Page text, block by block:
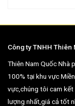
Công ty TNHH Thiên
Thiên Nam Quốc Nhà
100% tại khu vực
vực,chúng tôi cam kết
lượng nhất,giá cả tốt